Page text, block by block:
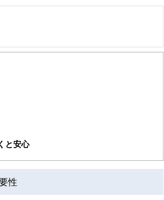
るかという視点で、お金の知識がない方でも理解でき
。
相続診断士、住宅ローンアドバイザー、DCプランナ
ど150名以上の有資格者を執筆者・監修者として迎
。
と安心
性